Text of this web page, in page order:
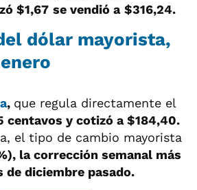
$1,67 se vendió a $316,24.
dólar mayorista,
, que regula directamente el
centavos y cotizó a $184,40.
el tipo de cambio mayorista
la corrección semanal más
de diciembre pasado.